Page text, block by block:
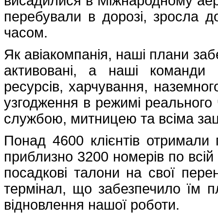
перебували в дорозі, зросла
часом.
Як авіакомпанія, наші плани
активовані, а наші команди
ресурсів, харчування,
узгодження в режимі
службою, митницею та всіма
Понад 4600 клієнтів отримали
приблизно 3200 номерів по
посадкові талони на свої
термінал, що забезпечило їм
відновлення нашої роботи.